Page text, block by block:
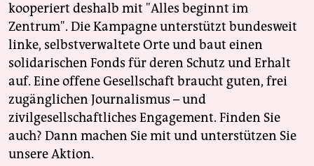
kooperiert deshalb mit "Alles beginnt im
Zentrum". Die Kampagne unterstützt bundesweit
linke, selbstverwaltete Orte und baut einen
solidarischen Fonds für deren Schutz und Erhalt
auf. Eine offene Gesellschaft braucht guten, frei
zugänglichen Journalismus – und
zivilgesellschaftliches Engagement. Finden Sie
auch? Dann machen Sie mit und unterstützen Sie
unsere Aktion.